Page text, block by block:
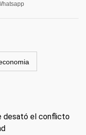
desató el conflicto